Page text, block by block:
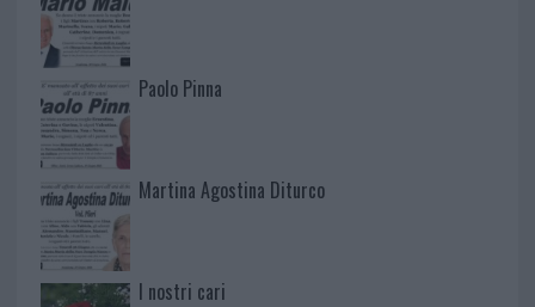
Paolo Pinna
Martina Agostina Diturco
I nostri cari